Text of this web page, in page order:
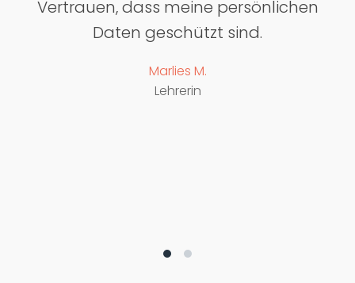
Vertrauen, dass meine persönlichen
Daten geschützt sind.
Marlies M.
Lehrerin